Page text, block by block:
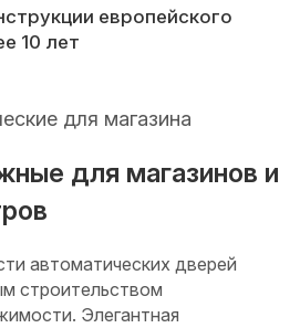
европейского
10 лет
для магазинов и
автоматических дверей
строительством
Элегантная